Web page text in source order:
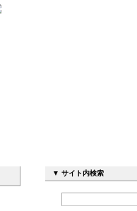
▼ サイト内検索